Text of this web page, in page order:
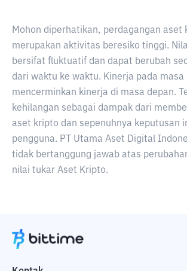
Mohon diperhatikan, perdagangan aset
merupakan aktivitas beresiko tinggi.
bersifat fluktuatif dan dapat berubah
dari waktu ke waktu. Kinerja pada
mencerminkan kinerja di masa depan.
kehilangan sebagai dampak dari
aset kripto dan sepenuhnya keputusan
pengguna. PT Utama Aset Digital
tidak bertanggung jawab atas
nilai tukar Aset Kripto.